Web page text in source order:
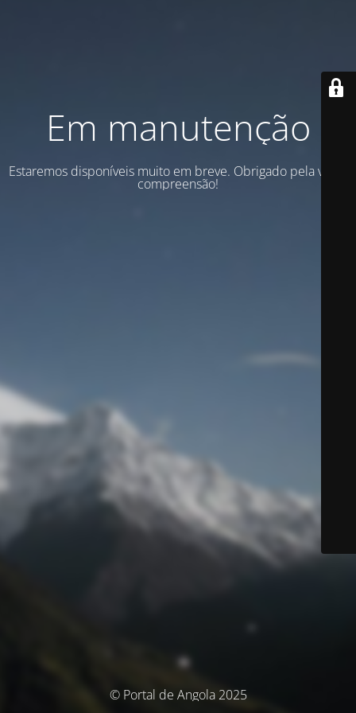
Em manutenção
Estaremos disponíveis muito em breve. Obrigado pela vossa
compreensão!
© Portal de Angola 2025